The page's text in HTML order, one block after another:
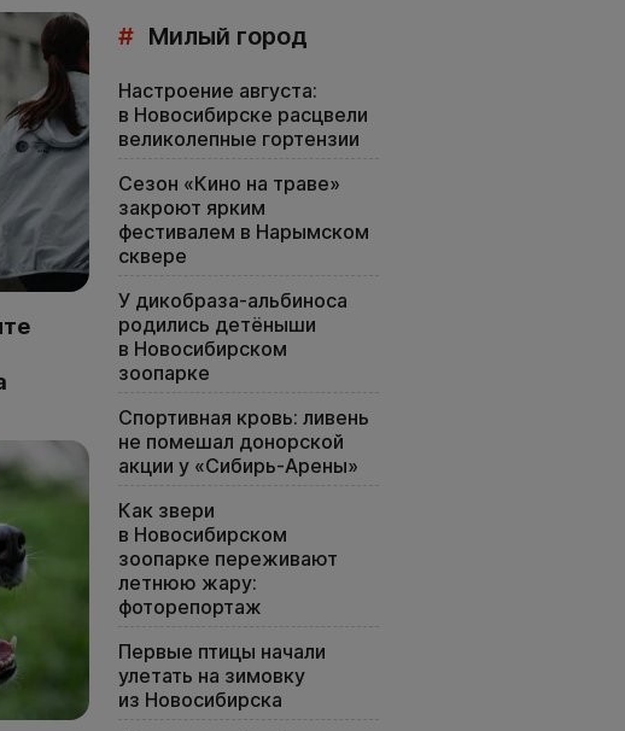
# Милый город
Настроение августа:
в Новосибирске расцвели
великолепные гортензии
Сезон «Кино на траве»
закроют ярким
фестивалем в Нарымском
сквере
У дикобраза-альбиноса
родились детёныши
в Новосибирском
зоопарке
Спортивная кровь: ливень
не помешал донорской
акции у «Сибирь-Арены»
Как звери
в Новосибирском
зоопарке переживают
летнюю жару:
фоторепортаж
Первые птицы начали
улетать на зимовку
из Новосибирска